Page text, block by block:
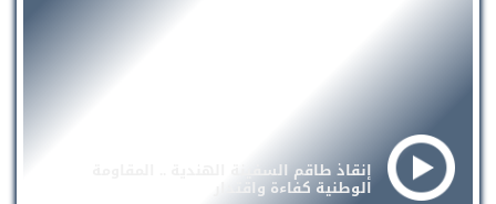
إنقاذ طاقم السفينة الهندية .. المقاومة
الوطنية كفاءة واقتدار